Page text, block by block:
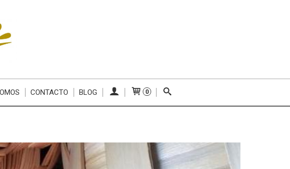
CONTACTO BLOG 0